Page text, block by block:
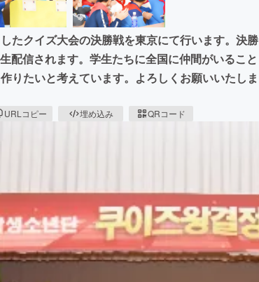
たクイズ大会の決勝戦を東京にて行います。決勝
配信されます。学生たちに全国に仲間がいること
りたいと考えています。よろしくお願いいたしま
URLコピー 埋め込み QRコード